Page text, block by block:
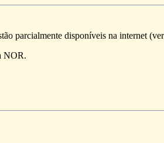
parcialmente disponíveis na internet
NOR.